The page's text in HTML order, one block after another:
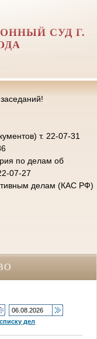
СУД Г.
т. 22-07-31
по делам об
07-27
делам (КАС РФ)
дел